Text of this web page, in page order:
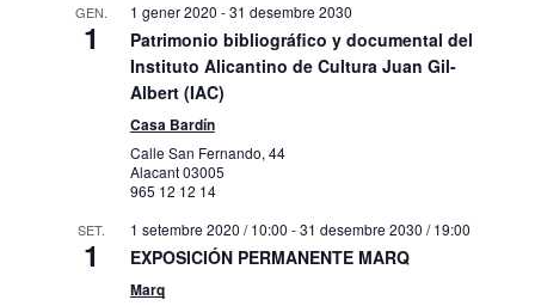
GEN.
1
1 gener 2020 -31 desembre 2030
Patrimonio bibliográfico y documental del
Instituto Alicantino de Cultura Juan Gil-
Albert (IAC)
Casa Bardín
Calle San Fernando, 44
Alacant03005
965 12 12 14
SET.
1
1 setembre 2020 / 10:00 -31 desembre 2030 / 19:00
EXPOSICIÓN PERMANENTE MARQ
Marq